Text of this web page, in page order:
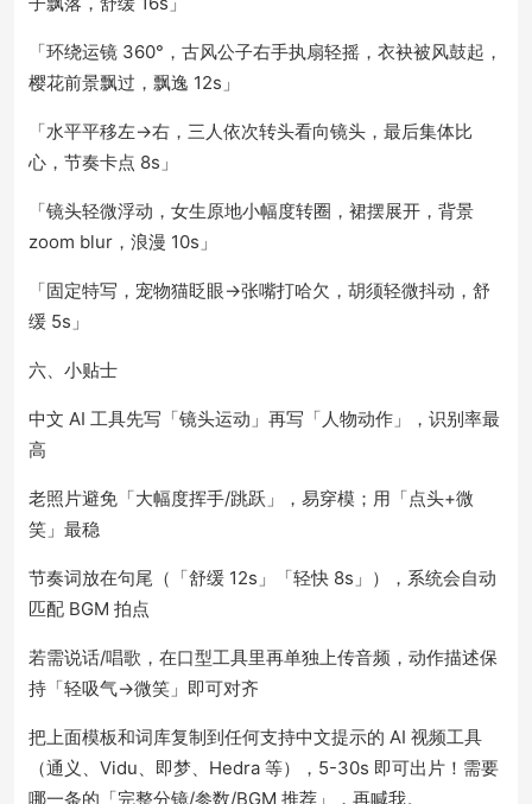
「环绕运镜 360°，古风公子右手执扇轻摇，衣袂被风鼓起，
樱花前景飘过，飘逸 12s」
「水平平移左→右，三人依次转头看向镜头，最后集体比
心，节奏卡点 8s」
「镜头轻微浮动，女生原地小幅度转圈，裙摆展开，背景
zoom blur，浪漫 10s」
「固定特写，宠物猫眨眼→张嘴打哈欠，胡须轻微抖动，舒
缓 5s」
六、小贴士
中文 AI 工具先写「镜头运动」再写「人物动作」，识别率最
高
老照片避免「大幅度挥手/跳跃」，易穿模；用「点头+微
笑」最稳
节奏词放在句尾（「舒缓 12s」「轻快 8s」），系统会自动
匹配 BGM 拍点
若需说话/唱歌，在口型工具里再单独上传音频，动作描述保
持「轻吸气→微笑」即可对齐
把上面模板和词库复制到任何支持中文提示的 AI 视频工具
（通义、Vidu、即梦、Hedra 等），5-30s 即可出片！需要
哪一条的「完整分镜/参数/BGM 推荐」，再喊我。